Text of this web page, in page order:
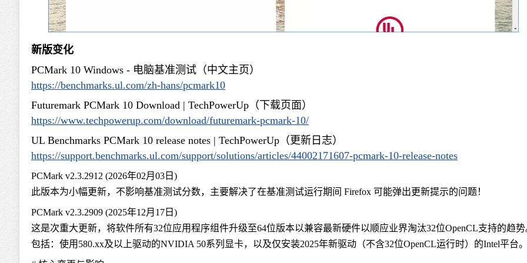
新版变化
PCMark 10 Windows - 电脑基准测试（中文主页）
https://benchmarks.ul.com/zh-hans/pcmark10
Futuremark PCMark 10 Download | TechPowerUp（下载页面）
https://www.techpowerup.com/download/futuremark-pcmark-10/
UL Benchmarks PCMark 10 release notes | TechPowerUp（更新日志）
https://support.benchmarks.ul.com/support/solutions/articles/44002171607-pcmark-10-release-notes
PCMark v2.3.2912 (2026年02月03日)
此版本为小幅更新，不影响基准测试分数，主要解决了在基准测试运行期间 Firefox 可能弹出更新提示的问题！
PCMark v2.3.2909 (2025年12月17日)
这是次重大更新，将软件所有32位应用程序组件升级至64位版本以兼容最新硬件以顺应业界淘汰32位OpenCL支持的趋势
包括：使用580.xx及以上驱动的NVIDIA 50系列显卡，以及仅安装2025年新驱动（不含32位OpenCL运行时）的Intel平台